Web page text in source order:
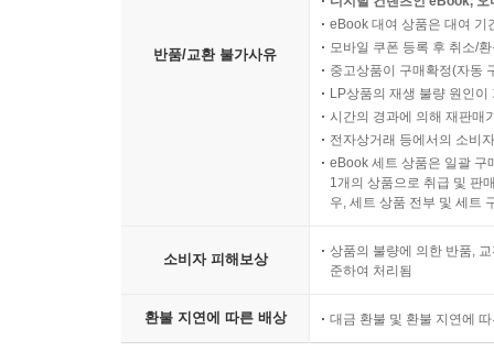
반품/교환 불가사유
eBook 대여 상품은 대여 기
모바일 쿠폰 등록 후 취소/
중고상품이 구매확정(자동
LP상품의 재생 불량 원인
시간의 경과에 의해 재판매
전자상거래 등에서의 소비
eBook 세트 상품은 일괄 구
1개의 상품으로 취급 및 판
우, 세트 상품 전부 및 세트
소비자 피해보상
상품의 불량에 의한 반품,
준하여 처리됨
환불 지연에 따른 배상 대금 환불 및 환불 지연에